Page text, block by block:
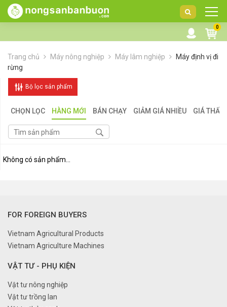
0
DANH
MỤC
PHẨM
Trang chủ Máy nông nghiệp Máy lâm nghiệp
Máy định vị đi
rừng
Bộ lọc sản phẩm
CHỌN LỌC HÀNG MỚI BÁN CHẠY GIẢM GIÁ NHIỀU GIÁ THẤP
Không có sản phẩm...
FOR FOREIGN BUYERS
Vietnam Agricultural Products
Vietnam Agriculture Machines
VẬT TƯ - PHỤ KIỆN
Vật tư nông nghiệp
Vật tư trồng lan